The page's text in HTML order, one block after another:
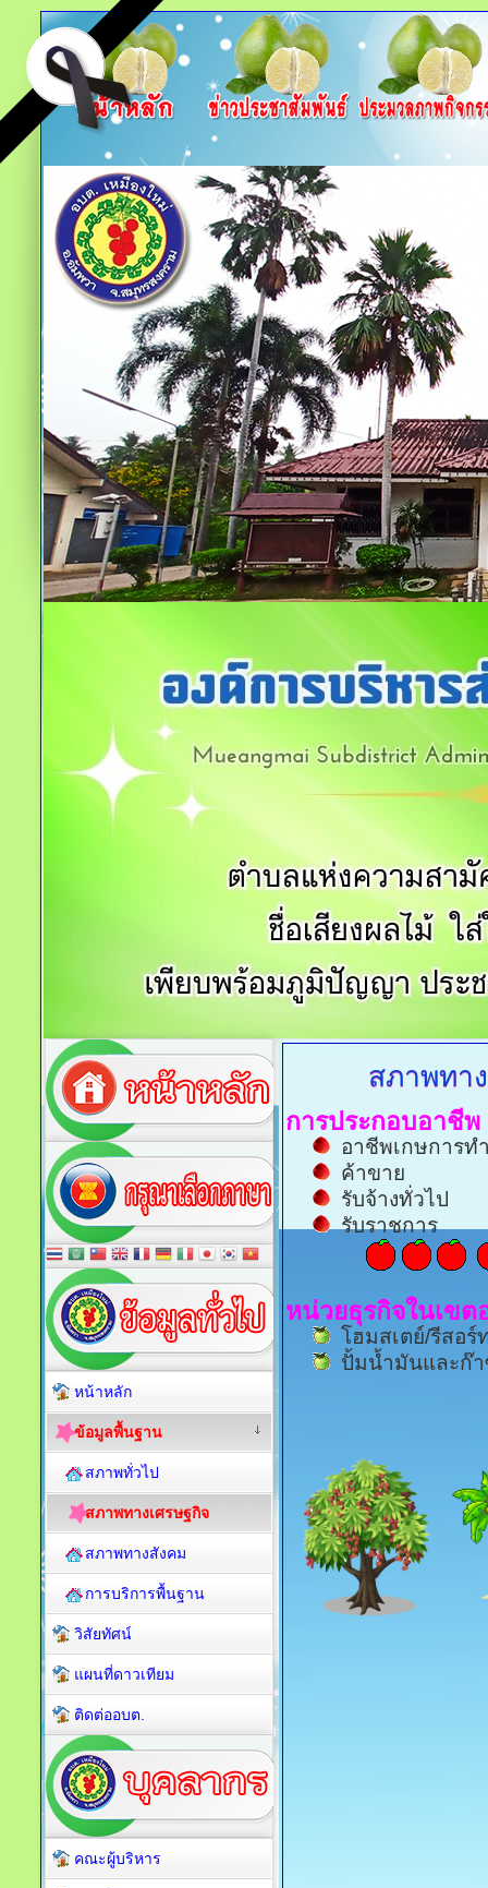
สภาพทา
การประกอบอาชีพ
อาชีพเกษการท
ค้าขาย
รับจ้างทั่วไป
รับราชการ
หน่วยธุรกิจในเขต
โฮมสเตย์/รีสอ
ปั้มน้ำมันและก๊
หน้าหลัก
ข้อมูลพื้นฐาน
สภาพทั่วไป
สภาพทางเศรษฐกิจ
สภาพทางสังคม
การบริการพื้นฐาน
วิสัยทัศน์
แผนที่ดาวเทียม
ติดต่ออบต.
คณะผู้บริหาร